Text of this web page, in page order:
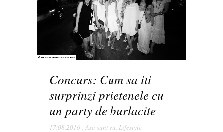
Concurs: Cum sa iti
surprinzi prietenele cu
un party de burlacite
17.08.2016 , Asa sunt eu, Lifestyle